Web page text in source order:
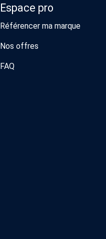
Espace pro
Référencer ma marque
Nos offres
FAQ